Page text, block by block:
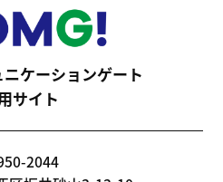
ケーションゲート
サイト
2044